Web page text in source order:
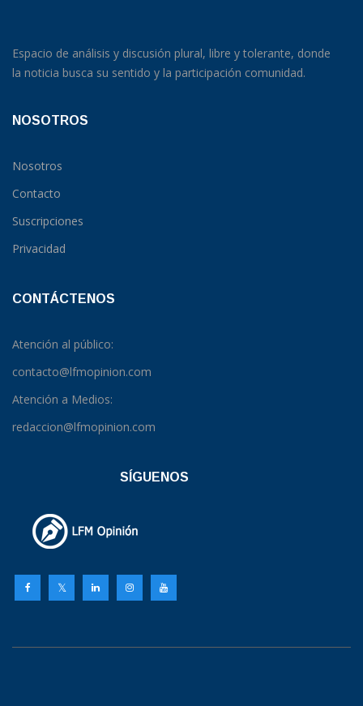
Espacio de análisis y discusión plural, libre y tolerante, donde
la noticia busca su sentido y la participación comunidad.
NOSOTROS
Nosotros
Contacto
Suscripciones
Privacidad
CONTÁCTENOS
Atención al público:
contacto@lfmopinion.com
Atención a Medios:
redaccion@lfmopinion.com
SÍGUENOS